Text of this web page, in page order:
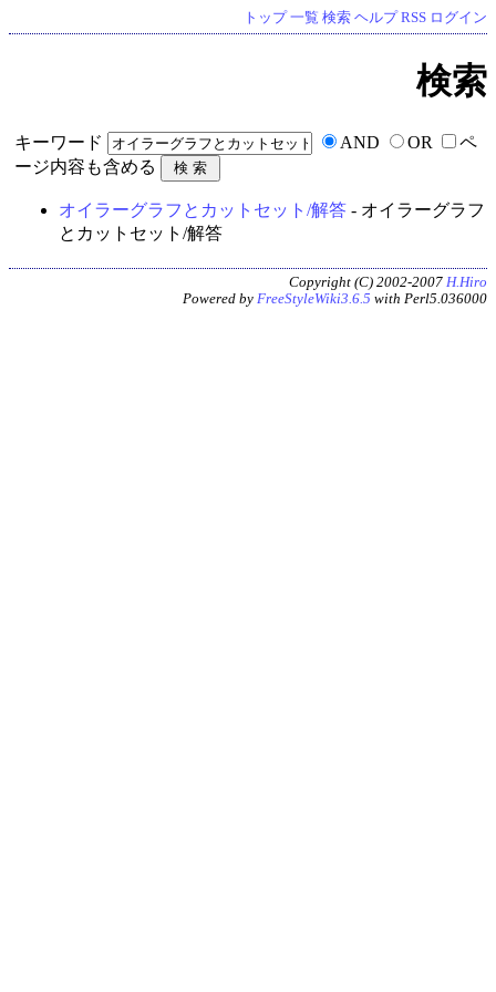
トップ 一覧 検索 ヘルプ RSS ログイン
検索
キーワード AND OR
ペ
ージ内容も含める
オイラーグラフとカットセット/解答 - オイラーグラフ
とカットセット/解答
Copyright (C) 2002-2007 H.Hiro
Powered by FreeStyleWiki3.6.5 with Perl5.036000